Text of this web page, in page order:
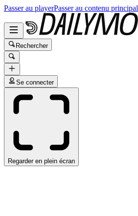
Passer au playerPasser au contenu principal
Rechercher
Se connecter
Regarder en plein écran